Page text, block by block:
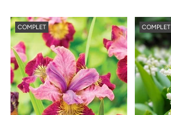
COMPLET COMPLET